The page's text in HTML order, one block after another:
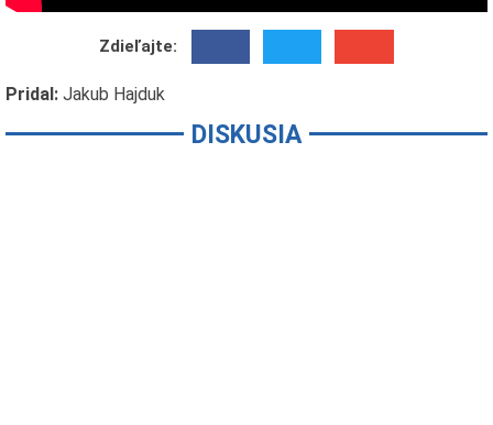
Zdieľajte:
Pridal: Jakub Hajduk
DISKUSIA